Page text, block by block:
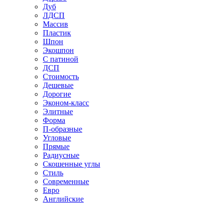
Дуб
ЛДСП
Массив
Пластик
Шпон
Экошпон
С патиной
ДСП
Стоимость
Дешевые
Дорогие
Эконом-класс
Элитные
Форма
П-образные
Угловые
Прямые
Радиусные
Скошенные углы
Стиль
Современные
Евро
Английские